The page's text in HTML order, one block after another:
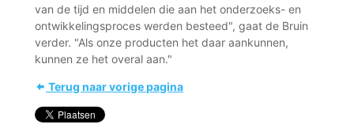
van de tijd en middelen die aan het onderzoeks- en
ontwikkelingsproces werden besteed", gaat de Bruin
verder. "Als onze producten het daar aankunnen,
kunnen ze het overal aan."
Terug naar vorige pagina